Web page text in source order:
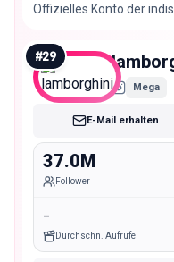
Offizielles Konto der
#29
Mega
E-Mail erhalten
37.0M
Follower
-
Durchschn. Aufrufe